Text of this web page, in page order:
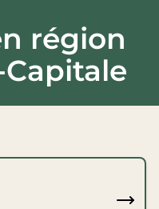
région